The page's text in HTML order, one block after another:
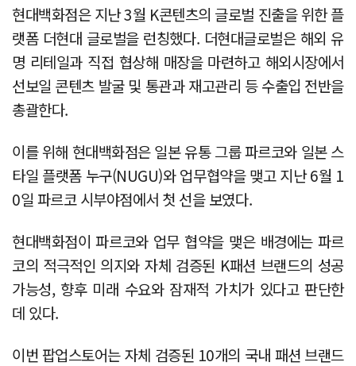
현대백화점은 지난 3월 K콘텐츠의 글로벌 진출을 위한 플
랫폼 더현대 글로벌을 런칭했다. 더현대글로벌은 해외 유
명 리테일과 직접 협상해 매장을 마련하고 해외시장에서
선보일 콘텐츠 발굴 및 통관과 재고관리 등 수출입 전반을
총괄한다.
이를 위해 현대백화점은 일본 유통 그룹 파르코와 일본 스
타일 플랫폼 누구(NUGU)와 업무협약을 맺고 지난 6월 1
0일 파르코 시부야점에서 첫 선을 보였다.
현대백화점이 파르코와 업무 협약을 맺은 배경에는 파르
코의 적극적인 의지와 자체 검증된 K패션 브랜드의 성공
가능성, 향후 미래 수요와 잠재적 가치가 있다고 판단한
데 있다.
이번 팝업스토어는 자체 검증된 10개의 국내 패션 브랜드